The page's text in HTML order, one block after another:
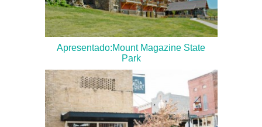
Apresentado:Mount Magazine State
Park